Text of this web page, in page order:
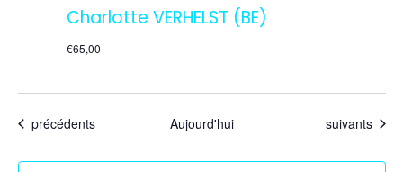
Charlotte VERHELST (BE)
€65,00
Événements
précédents Aujourd'hui Événements
suivants